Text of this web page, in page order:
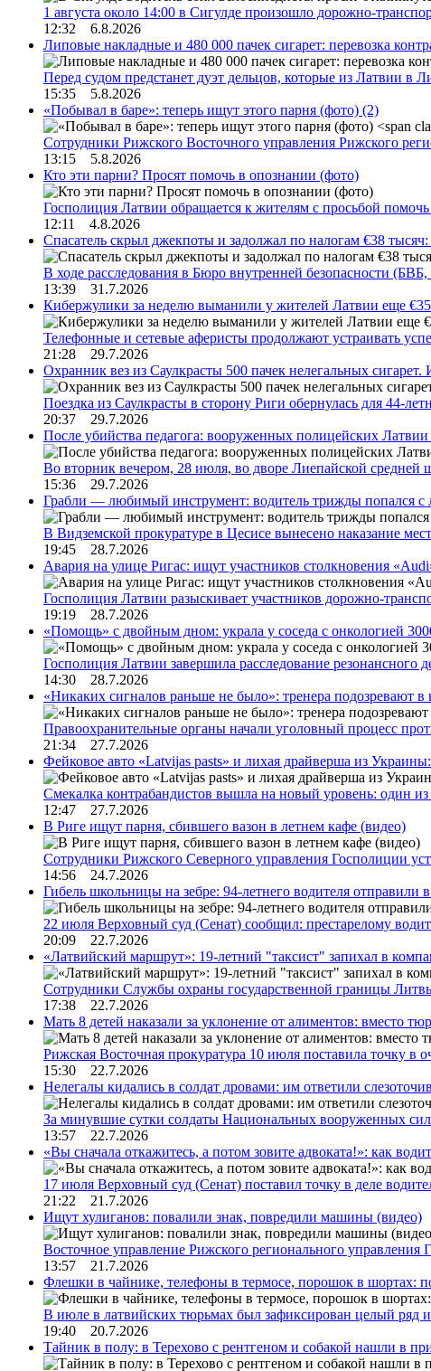
1 августа около 14:00 в Сигулде произошло дорожно-
12:32 6.8.2026
Липовые накладные и 480 000 пачек сигарет: перевозка
Перед судом предстанет дуэт дельцов, которые из Латвии в
15:35 5.8.2026
«Побывал в баре»: теперь ищут этого парня (фото) (2)
Сотрудники Рижского Восточного управления Рижского
13:15 5.8.2026
Кто эти парни? Просят помочь в опознании (фото)
Госполиция Латвии обращается к жителям с просьбой
12:11 4.8.2026
Спасатель скрыл джекпоты и задолжал по налогам €38
В ходе расследования в Бюро внутренней безопасности
13:39 31.7.2026
Кибержулики за неделю выманили у жителей Латвии еще
Телефонные и сетевые аферисты продолжают устраивать
21:28 29.7.2026
Охранник вез из Саулкрасты 500 пачек нелегальных сигарет.
Поездка из Саулкрасты в сторону Риги обернулась для 44-
20:37 29.7.2026
После убийства педагога: вооруженных полицейских Латвии
Во вторник вечером, 28 июля, во дворе Лиепайской
15:36 29.7.2026
Грабли — любимый инструмент: водитель трижды попался
В Видземской прокуратуре в Цесисе вынесено наказание
19:45 28.7.2026
Авария на улице Ригас: ищут участников столкновения
Госполиция Латвии разыскивает участников дорожно-
19:19 28.7.2026
«Помощь» с двойным дном: украла у соседа с онкологией
Госполиция Латвии завершила расследование
14:30 28.7.2026
«Никаких сигналов раньше не было»: тренера подозревают в
Правоохранительные органы начали уголовный процесс
21:34 27.7.2026
Фейковое авто «Latvijas pasts» и лихая драйверша из
Смекалка контрабандистов вышла на новый уровень: один
12:47 27.7.2026
В Риге ищут парня, сбившего вазон в летнем кафе (видео)
Сотрудники Рижского Северного управления Госполиции
14:56 24.7.2026
Гибель школьницы на зебре: 94-летнего водителя отправили
22 июля Верховный суд (Сенат) сообщил: престарелому
20:09 22.7.2026
«Латвийский маршрут»: 19-летний "таксист" запихал в
Сотрудники Службы охраны государственной границы
17:38 22.7.2026
Мать 8 детей наказали за уклонение от алиментов: вместо
Рижская Восточная прокуратура 10 июля поставила точку в
15:30 22.7.2026
Нелегалы кидались в солдат дровами: им ответили
За минувшие сутки солдаты Национальных вооруженных
13:57 22.7.2026
«Вы сначала откажитесь, а потом зовите адвоката!»: как
17 июля Верховный суд (Сенат) поставил точку в деле
21:22 21.7.2026
Ищут хулиганов: повалили знак, повредили машины (видео)
Восточное управление Рижского регионального
13:57 21.7.2026
Флешки в чайнике, телефоны в термосе, порошок в шортах:
В июле в латвийских тюрьмах был зафиксирован целый ряд
19:40 20.7.2026
Тайник в полу: в Терехово с рентгеном и собакой нашли в